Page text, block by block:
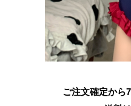
ご注文確定から